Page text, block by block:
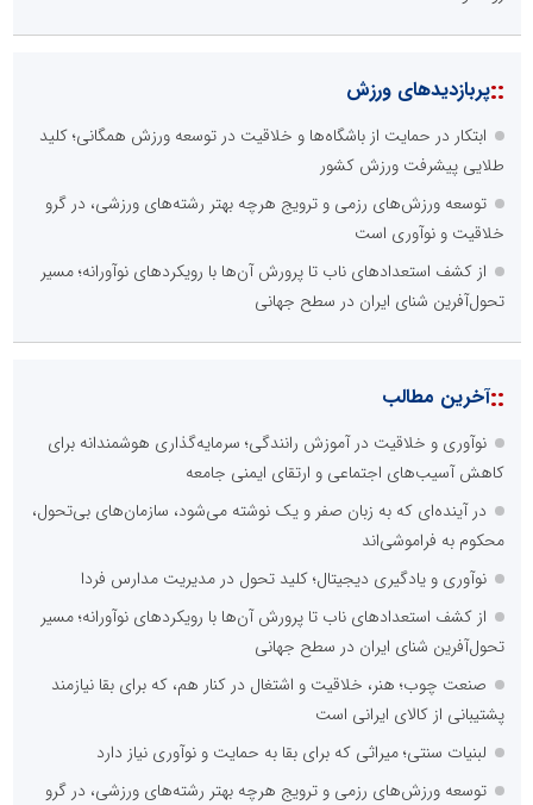
::پربازدیدهای ورزش
ابتکار در حمایت از باشگاه‌ها و خلاقیت در توسعه ورزش همگانی؛ کلید
طلایی پیشرفت ورزش کشور
توسعه ورزش‌های رزمی و ترویج هرچه بهتر رشته‌های ورزشی، در گرو
خلاقیت و نوآوری است
از کشف استعدادهای ناب تا پرورش آن‌ها با رویکردهای نوآورانه؛ مسیر
تحول‌آفرین شنای ایران در سطح جهانی
::آخرین مطالب
نوآوری و خلاقیت در آموزش رانندگی؛ سرمایه‌گذاری هوشمندانه برای
کاهش آسیب‌های اجتماعی و ارتقای ایمنی جامعه
در آینده‌ای که به زبان صفر و یک نوشته می‌شود، سازمان‌های بی‌تحول،
محکوم به فراموشی‌اند
نوآوری و یادگیری دیجیتال؛ کلید تحول در مدیریت مدارس فردا
از کشف استعدادهای ناب تا پرورش آن‌ها با رویکردهای نوآورانه؛ مسیر
تحول‌آفرین شنای ایران در سطح جهانی
صنعت چوب؛ هنر، خلاقیت و اشتغال در کنار هم، که برای بقا نیازمند
پشتیبانی از کالای ایرانی است
لبنیات سنتی؛ میراثی که برای بقا به حمایت و نوآوری نیاز دارد
توسعه ورزش‌های رزمی و ترویج هرچه بهتر رشته‌های ورزشی، در گرو